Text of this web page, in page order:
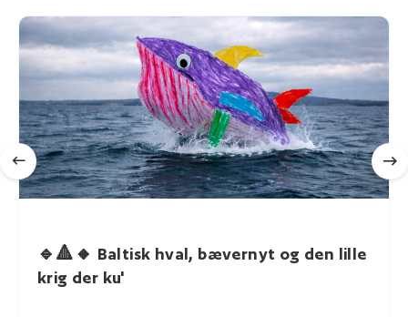
🔹🔺🔸 Baltisk hval, bævernyt og den lille
krig der ku'